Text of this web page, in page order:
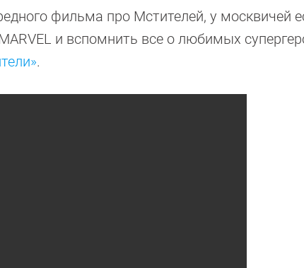
фильма про Мстителей, у москвичей
и вспомнить все о любимых
.